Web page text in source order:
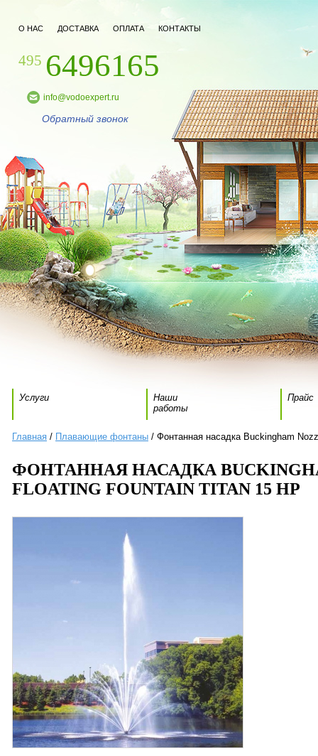
О НАС ДОСТАВКА ОПЛАТА КОНТАКТЫ
495 6496165
info@vodoexpert.ru
Обратный звонок
Услуги
Наши
работы
Прайс
Главная / Плавающие фонтаны / Фонтанная насадка Buckingham
ФОНТАННАЯ НАСАДКА
FLOATING FOUNTAIN TITAN 15 HP